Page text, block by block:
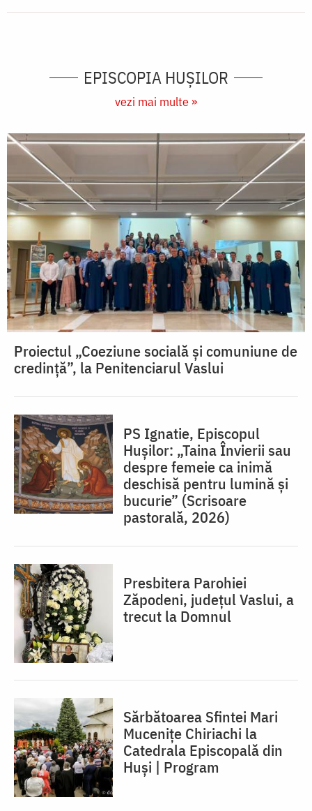
EPISCOPIA HUŞILOR
vezi mai multe »
Proiectul „Coeziune socială și comuniune de
credință”, la Penitenciarul Vaslui
PS Ignatie, Episcopul
Hușilor: „Taina Învierii sau
despre femeie ca inimă
deschisă pentru lumină şi
bucurie” (Scrisoare
pastorală, 2026)
Presbitera Parohiei
Zăpodeni, județul Vaslui, a
trecut la Domnul
Sărbătoarea Sfintei Mari
Mucenițe Chiriachi la
Catedrala Episcopală din
Huși | Program